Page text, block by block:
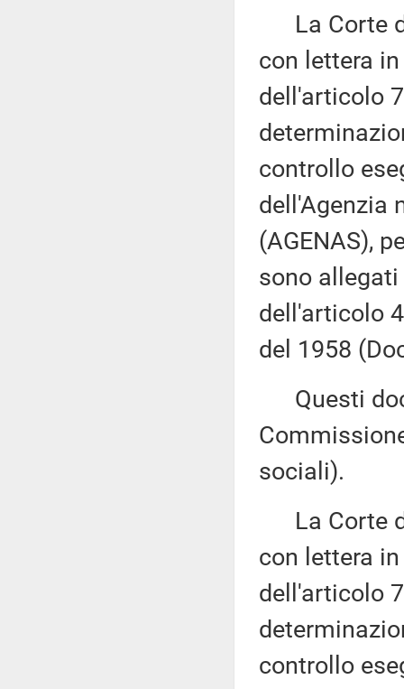
La Corte
con lettera
dell'articolo
controllo
dell'Agenzia
(AGENAS),
sono
dell'articolo
del 1958
Questi
sociali).
La Corte
con lettera
dell'articolo
controllo